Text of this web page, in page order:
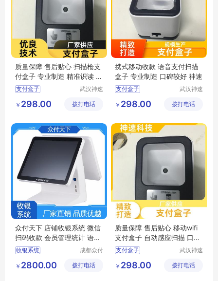
质量保障 售后贴心 扫描枪支
付盒子 专业制造 精准识读 神
速
支付盒子
条码收银支付盒子
支付盒子厂家
武汉神速
公司
￥ 298.00 拨打电话
携式移动收款 语音支付扫描
盒子 专业制造 口碑较好 神速
支付盒子
二维码支付盒子
餐饮扫码支付盒子
武汉神速
公司
￥ 298.00 拨打电话
众付天下 店铺收银系统 微信
扫码收款 会员管理统计 语音
提示
收银系统
酒吧收银系统
成都众付
有限公司
￥ 2800.00 拨打电话
质量保障 售后贴心 移动wifi
支付盒子 自动感应扫描 口碑
较好 神速
支付盒子
移动wifi支付盒子
武汉神速
公司
￥ 298.00 拨打电话